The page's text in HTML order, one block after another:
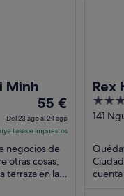
Minh
El
precio
es
de
55 €
por
55 €
Del 23 ago al 24 ago
tasas e impuestos
negocios de
otras cosas,
terraza en la
Rex
5
out
5
141